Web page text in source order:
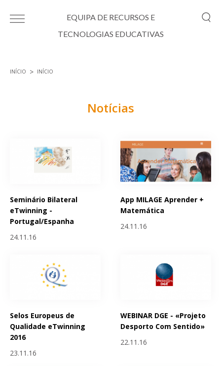
EQUIPA DE RECURSOS E
TECNOLOGIAS EDUCATIVAS
INÍCIO INÍCIO
Notícias
Seminário Bilateral
eTwinning -
Portugal/Espanha
24.11.16
App MILAGE Aprender +
Matemática
24.11.16
Selos Europeus de
Qualidade eTwinning
2016
23.11.16
WEBINAR DGE - «Projeto
Desporto Com Sentido»
22.11.16
Páginas